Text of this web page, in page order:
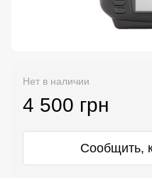
Нет в наличии
4 500 грн
Сообщить,